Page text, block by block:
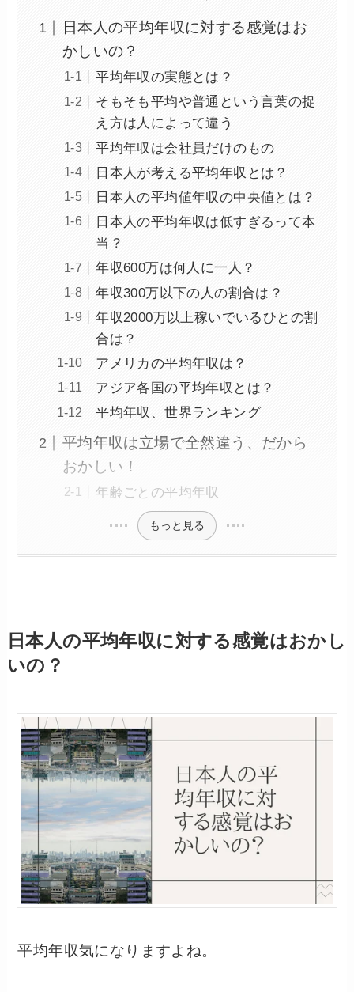
日本人の平均年収に対する感覚はお
かしいの？
平均年収の実態とは？
そもそも平均や普通という言葉の捉
え方は人によって違う
平均年収は会社員だけのもの
日本人が考える平均年収とは？
日本人の平均値年収の中央値とは？
日本人の平均年収は低すぎるって本
当？
年収600万は何人に一人？
年収300万以下の人の割合は？
年収2000万以上稼いでいるひとの割
合は？
アメリカの平均年収は？
アジア各国の平均年収とは？
平均年収、世界ランキング
平均年収は立場で全然違う、だから
おかしい！
年齢ごとの平均年収
もっと見る
日本人の平均年収に対する感覚はおかし
いの？
平均年収気になりますよね。